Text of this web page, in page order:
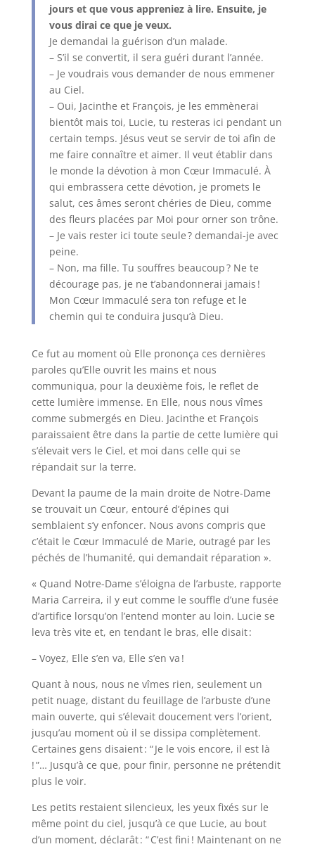
jours et que vous appreniez à lire. Ensuite, je
vous dirai ce que je veux.
Je demandai la guérison d’un malade.
– S’il se convertit, il sera guéri durant l’année.
– Je voudrais vous demander de nous emmener
au Ciel.
– Oui, Jacinthe et François, je les emmènerai
bientôt mais toi, Lucie, tu resteras ici pendant un
certain temps. Jésus veut se servir de toi afin de
me faire connaître et aimer. Il veut établir dans
le monde la dévotion à mon Cœur Immaculé. À
qui embrassera cette dévotion, je promets le
salut, ces âmes seront chéries de Dieu, comme
des fleurs placées par Moi pour orner son trône.
– Je vais rester ici toute seule ? demandai-je avec
peine.
– Non, ma fille. Tu souffres beaucoup ? Ne te
décourage pas, je ne t’abandonnerai jamais !
Mon Cœur Immaculé sera ton refuge et le
chemin qui te conduira jusqu’à Dieu.
Ce fut au moment où Elle prononça ces dernières
paroles qu’Elle ouvrit les mains et nous
communiqua, pour la deuxième fois, le reflet de
cette lumière immense. En Elle, nous nous vîmes
comme submergés en Dieu. Jacinthe et François
paraissaient être dans la partie de cette lumière qui
s’élevait vers le Ciel, et moi dans celle qui se
répandait sur la terre.
Devant la paume de la main droite de Notre-Dame
se trouvait un Cœur, entouré d’épines qui
semblaient s’y enfoncer. Nous avons compris que
c’était le Cœur Immaculé de Marie, outragé par les
péchés de l’humanité, qui demandait réparation ».
« Quand Notre-Dame s’éloigna de l’arbuste, rapporte
Maria Carreira, il y eut comme le souffle d’une fusée
d’artifice lorsqu’on l’entend monter au loin. Lucie se
leva très vite et, en tendant le bras, elle disait :
– Voyez, Elle s’en va, Elle s’en va !
Quant à nous, nous ne vîmes rien, seulement un
petit nuage, distant du feuillage de l’arbuste d’une
main ouverte, qui s’élevait doucement vers l’orient,
jusqu’au moment où il se dissipa complètement.
Certaines gens disaient : “ Je le vois encore, il est là
! ”… Jusqu’à ce que, pour finir, personne ne prétendit
plus le voir.
Les petits restaient silencieux, les yeux fixés sur le
même point du ciel, jusqu’à ce que Lucie, au bout
d’un moment, déclarât : “ C’est fini ! Maintenant on ne